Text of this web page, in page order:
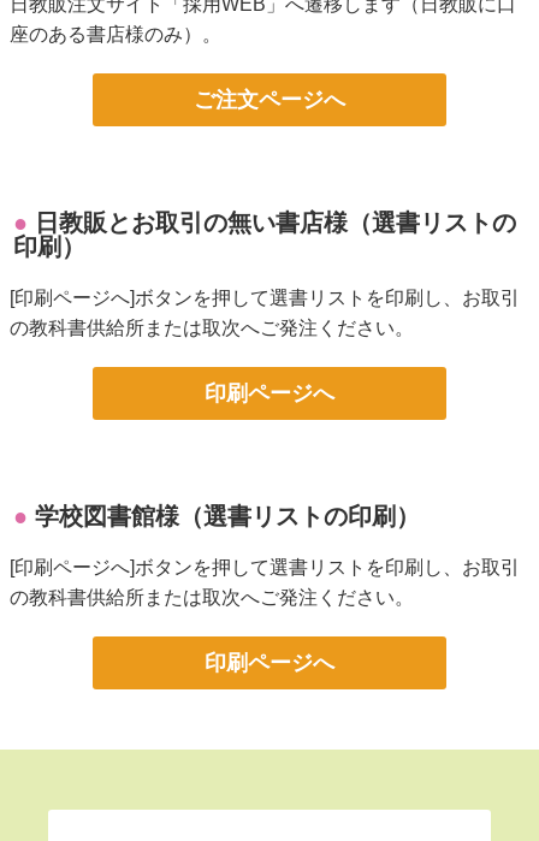
日教販注文サイト「採用WEB」へ遷移します（日教販に口
座のある書店様のみ）。
ご注文ページへ
日教販とお取引の無い書店様（選書リストの
印刷）
[印刷ページへ]ボタンを押して選書リストを印刷し、お取引
の教科書供給所または取次へご発注ください。
印刷ページへ
学校図書館様（選書リストの印刷）
[印刷ページへ]ボタンを押して選書リストを印刷し、お取引
の教科書供給所または取次へご発注ください。
印刷ページへ